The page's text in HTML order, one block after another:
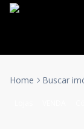
Home Buscar